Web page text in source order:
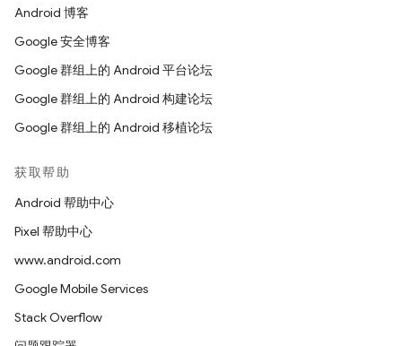
Android 博客
Google 安全博客
Google 群组上的 Android 平台论坛
Google 群组上的 Android 构建论坛
Google 群组上的 Android 移植论坛
获取帮助
Android 帮助中心
Pixel 帮助中心
www.android.com
Google Mobile Services
Stack Overflow